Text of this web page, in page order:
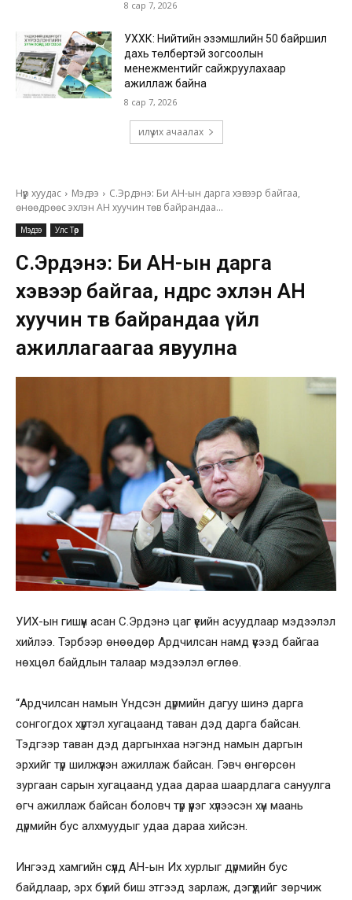
8 сар 7, 2026
УХХК: Нийтийн эзэмшлийн 50 байршил
дахь төлбөртэй зогсоолын
менежментийг сайжруулахаар
ажиллаж байна
8 сар 7, 2026
илүү их ачаалах